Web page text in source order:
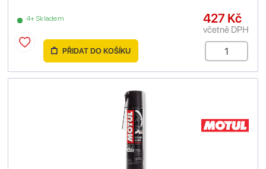
4+ Skladem 427 Kč
včetně DPH
PŘIDAT DO KOŠÍKU